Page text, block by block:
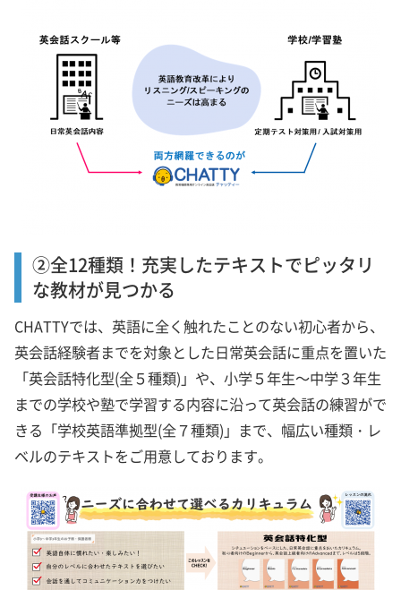
②全12種類！充実したテキストでピッタリ
な教材が見つかる
CHATTYでは、英語に全く触れたことのない初心者から、
英会話経験者までを対象とした日常英会話に重点を置いた
「英会話特化型(全５種類)」や、小学５年生～中学３年生
までの学校や塾で学習する内容に沿って英会話の練習がで
きる「学校英語準拠型(全７種類)」まで、幅広い種類・レ
ベルのテキストをご用意しております。